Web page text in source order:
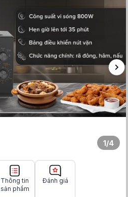
1/4
Thông tin
sản phẩm
Đánh giá